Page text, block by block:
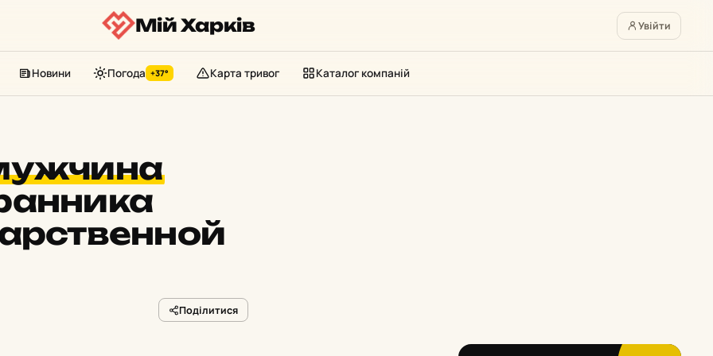
Мій Харків Увійти
Новини Погода +37° Карта тривог Каталог компаній
Поділитися